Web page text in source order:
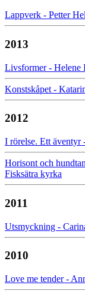
Lappverk - Petter
2013
Livsformer - Helene
Konstskåpet -
2012
I rörelse. Ett äventyr
Horisont och
Fisksätra kyrka
2011
Utsmyckning -
2010
Love me tender -